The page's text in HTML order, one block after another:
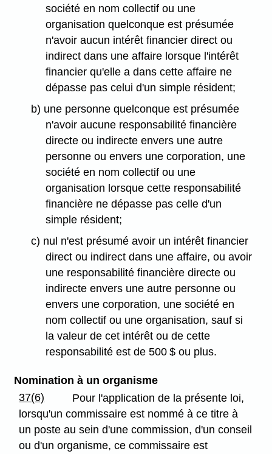
société en nom collectif ou une
organisation quelconque est présumée
n'avoir aucun intérêt financier direct ou
indirect dans une affaire lorsque l'intérêt
financier qu'elle a dans cette affaire ne
dépasse pas celui d'un simple résident;
b) une personne quelconque est présumée
n'avoir aucune responsabilité financière
directe ou indirecte envers une autre
personne ou envers une corporation, une
société en nom collectif ou une
organisation lorsque cette responsabilité
financière ne dépasse pas celle d'un
simple résident;
c) nul n'est présumé avoir un intérêt financier
direct ou indirect dans une affaire, ou avoir
une responsabilité financière directe ou
indirecte envers une autre personne ou
envers une corporation, une société en
nom collectif ou une organisation, sauf si
la valeur de cet intérêt ou de cette
responsabilité est de 500 $ ou plus.
Nomination à un organisme
37(6)
Pour l'application de la présente loi,
lorsqu'un commissaire est nommé à ce titre à
un poste au sein d'une commission, d'un conseil
ou d'un organisme, ce commissaire est